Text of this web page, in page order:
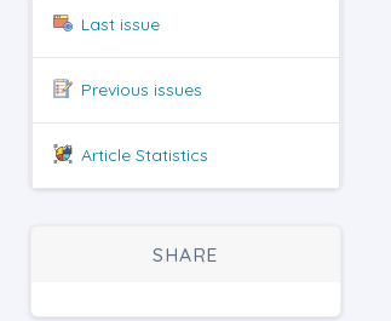
Last issue
Previous issues
Article Statistics
SHARE